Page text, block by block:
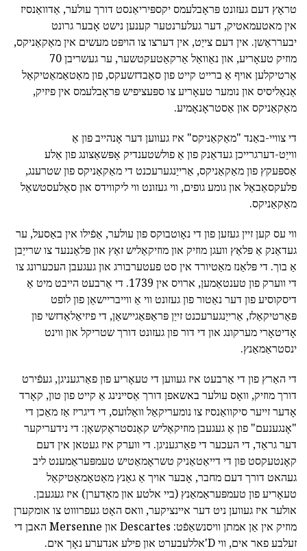
טראָץ דעם געזונט פּראָבלעמס יקספּיריאַנסט דורך עולער, אַדוואַנסיז
אין מאטעמאטיק, דער געלערנטער קענען נישט אָבער גרונט
יבערראַשן. אין דעם צייַט, אין דערצו צו הויפּט מעשים אין מאַקאַניקס,
מוזיק טעאָריע, און נאַוואַל אַרקאַטעקטשער, ער געשריבן 70
אַרטיקלען אויף אַ ברייט קייט פון סאַבדזשעקס, פון מאַטאַמאַטיקאַל
אַנאַליסיס און נומער טעאָריע צו ספּעציפיש פּראָבלעמס אין פיזיק,
מאַקאַניקס און אַסטראָנאָמיע.
די צוויי-באַנד "מאַקאַניקס" איז געווען דער אָנהייב פון אַ
ווייַט-דערגרייכן געדאַנק פון אַ פולשטענדיק אָפּשאַצונג פון אַלע
אַספּעקץ פון מאַקאַניקס, אַרייַנגערעכנט די מאַקאַניקס פון שטרענג,
פלעקסאַבאַל און גומע גופים, ווי געזונט ווי ליקווידס און סאַלעסטשאַל
מאַקאַניקס.
ווי עס קען זיין געזען פון די נאָוטבוקס פון עולער, אַפֿילו אין באַסעל, ער
געדאַנק אַ פּלאַץ וועגן מוזיק און מוזיקאַליש זאַץ און פּלאַננעד צו שרייַבן
אַ בוך. די פּלאַנז מאַטיורד אין סט פעטערבורג און געגעבן העכערונג צו
די ווערק פון טענטאַמען, ארויס אין 1739. די אַרבעט הייבט מיט אַ
דיסקוסיע פון דער נאַטור פון געזונט ווי אַ ווייבריישאַן פון לופט
פּאַרטיקאַלז, אַרייַנגערעכנט זייַן פּראַפּאַגיישאַן, די פיזיאַלאַדזשי פון
אָדיטאָרי מערקונג און די דור פון געזונט דורך שטריקל און ווינט
ינסטראַמאַנץ.
די האַרץ פון די אַרבעט איז געווען די טעאָריע פון פאַרגעניגן, געפֿירט
דורך מוזיק, וואָס עולער באשאפן דורך אַסיינינג אַ קייט פון טון, קאָרד
אָדער זייער סיקוואַנסיז צו נומעריקאַל וואַלועס, די דיגריז אַז מאַכן די
"אָנגענעם" פון אַ געגעבן מוזיקאַליש קאַנסטראַקשאַן: די נידעריקער
דער גראַד, די העכער די פאַרגעניגן. די ווערק איז געטאן אין דעם
קאָנטעקסט פון די דייאַטאַניק טשראָמאַטיש טעמפּעראַמענט ליב
געהאט דורך דעם מחבר, אָבער אויך אַ גאַנץ מאַטאַמאַטיקאַל
טעאָריע פון טעמפּעראַמאַנץ (ביי אלטע און מאָדערן) איז געגעבן.
אולער איז געווען ניט דער איינציקער, וואס האָט געפרוווט צו אומקערן
מוזיק אין אַן אמתן וויסנשאַפֿט: Descartes און Mersenne האבן די
זעלבע פאר אים, ווי D'אללעבערט און פילע אנדערע נאָך אים.